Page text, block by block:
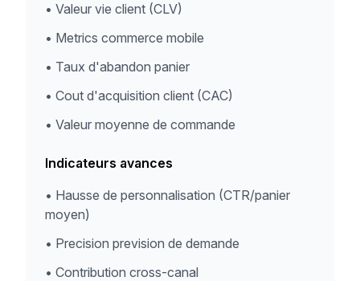
• Valeur vie client (CLV)
• Metrics commerce mobile
• Taux d'abandon panier
• Cout d'acquisition client (CAC)
• Valeur moyenne de commande
Indicateurs avances
• Hausse de personnalisation (CTR/panier
moyen)
• Precision prevision de demande
• Contribution cross-canal